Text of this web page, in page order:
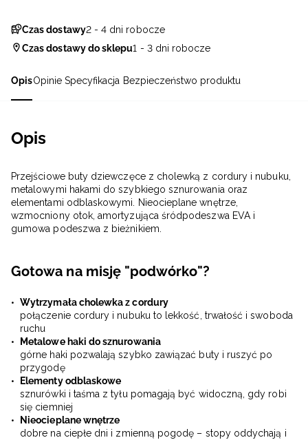
OpisOpinie Specyfikacja Bezpieczeństwo produktu
Opis
Przejściowe buty dziewczęce z cholewką z cordury i nubuku,
metalowymi hakami do szybkiego sznurowania oraz
elementami odblaskowymi. Nieocieplane wnętrze,
wzmocniony otok, amortyzująca śródpodeszwa EVA i
gumowa podeszwa z bieżnikiem.
Gotowa na misję "podwórko"?
Wytrzymała cholewka z cordury
połączenie cordury i nubuku to lekkość, trwałość i swoboda
ruchu
Metalowe haki do sznurowania
górne haki pozwalają szybko zawiązać buty i ruszyć po
przygodę
Elementy odblaskowe
sznurówki i taśma z tyłu pomagają być widoczną, gdy robi
się ciemniej
Nieocieplane wnętrze
dobre na ciepłe dni i zmienną pogodę – stopy oddychają i
Czas dostawy2 - 4 dni robocze
Czas dostawy do sklepu1 - 3 dni robocze